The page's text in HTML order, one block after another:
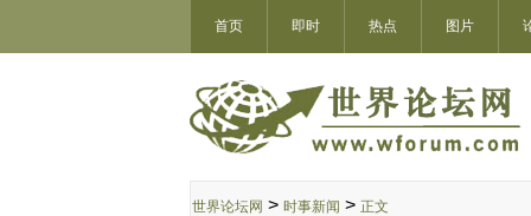
首页 即时 热点 图片
世界论坛网 > 时事新闻 > 正文